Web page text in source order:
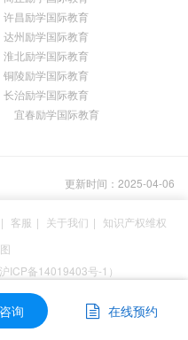
许昌励学国际教育
达州励学国际教育
淮北励学国际教育
铜陵励学国际教育
长治励学国际教育
宜春励学国际教育
更新时间：2025-04-06
| 客服 | 关于我们 | 知识产权维权
ICP备14019403号-1）
询 在线预约
询 在线预约